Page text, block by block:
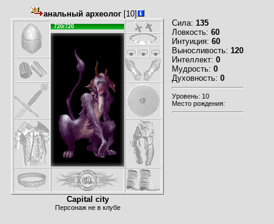
анальный археолог[10]
720/720
Capital city
Персонаж не в клубе
Сила: 135
Ловкость: 60
Интуиция: 60
Выносливость: 120
Интеллект: 0
Мудрость: 0
Духовность: 0
Уровень: 10
Место рождения: